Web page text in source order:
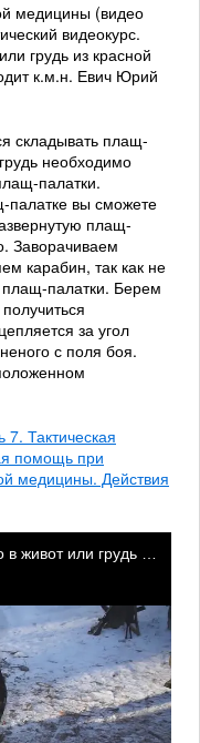
медицины (видео
видеокурс.
грудь из красной
к.м.н. Евич Юрий
складывать плащ-
необходимо
палатки.
палатке вы сможете
плащ-
Заворачиваем
карабин, так как не
плащ-палатки. Берем
за угол
с поля боя.
7. Тактическая
помощь при
медицины. Действия